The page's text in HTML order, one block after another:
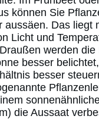
können Sie
aussäen. Das liegt
Licht und
werden die
besser
besser
die Aussaat